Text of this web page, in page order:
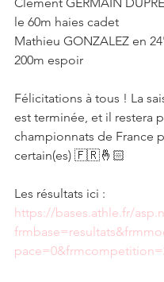
le 60m haies cadet
Mathieu GONZALEZ en
200m espoir
Félicitations à tous ! La
est terminée, et il restera
championnats de France
certain(es) 🇫🇷🤞🏻
Les résultats ici :
https://bases.athle.fr/